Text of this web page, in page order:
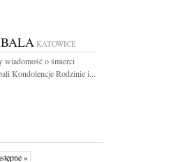
KATOWICE
wiadomość o śmierci
Kondolencje Rodzinie i...
»